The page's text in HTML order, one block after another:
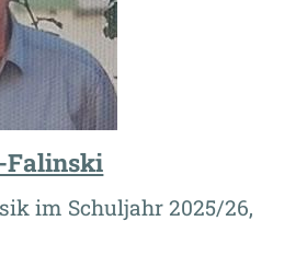
Falinski
im Schuljahr 2025/26,